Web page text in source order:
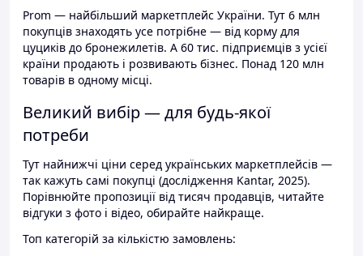
Prom — найбільший маркетплейс України. Тут 6 млн
покупців знаходять усе потрібне — від корму для
цуциків до бронежилетів. А 60 тис. підприємців з усієї
країни продають і розвивають бізнес. Понад 120 млн
товарів в одному місці.
Великий вибір — для будь-якої
потреби
Тут найнижчі ціни серед українських маркетплейсів —
так кажуть самі покупці (дослідження Kantar, 2025).
Порівнюйте пропозиції від тисяч продавців, читайте
відгуки з фото і відео, обирайте найкраще.
Топ категорій за кількістю замовлень: